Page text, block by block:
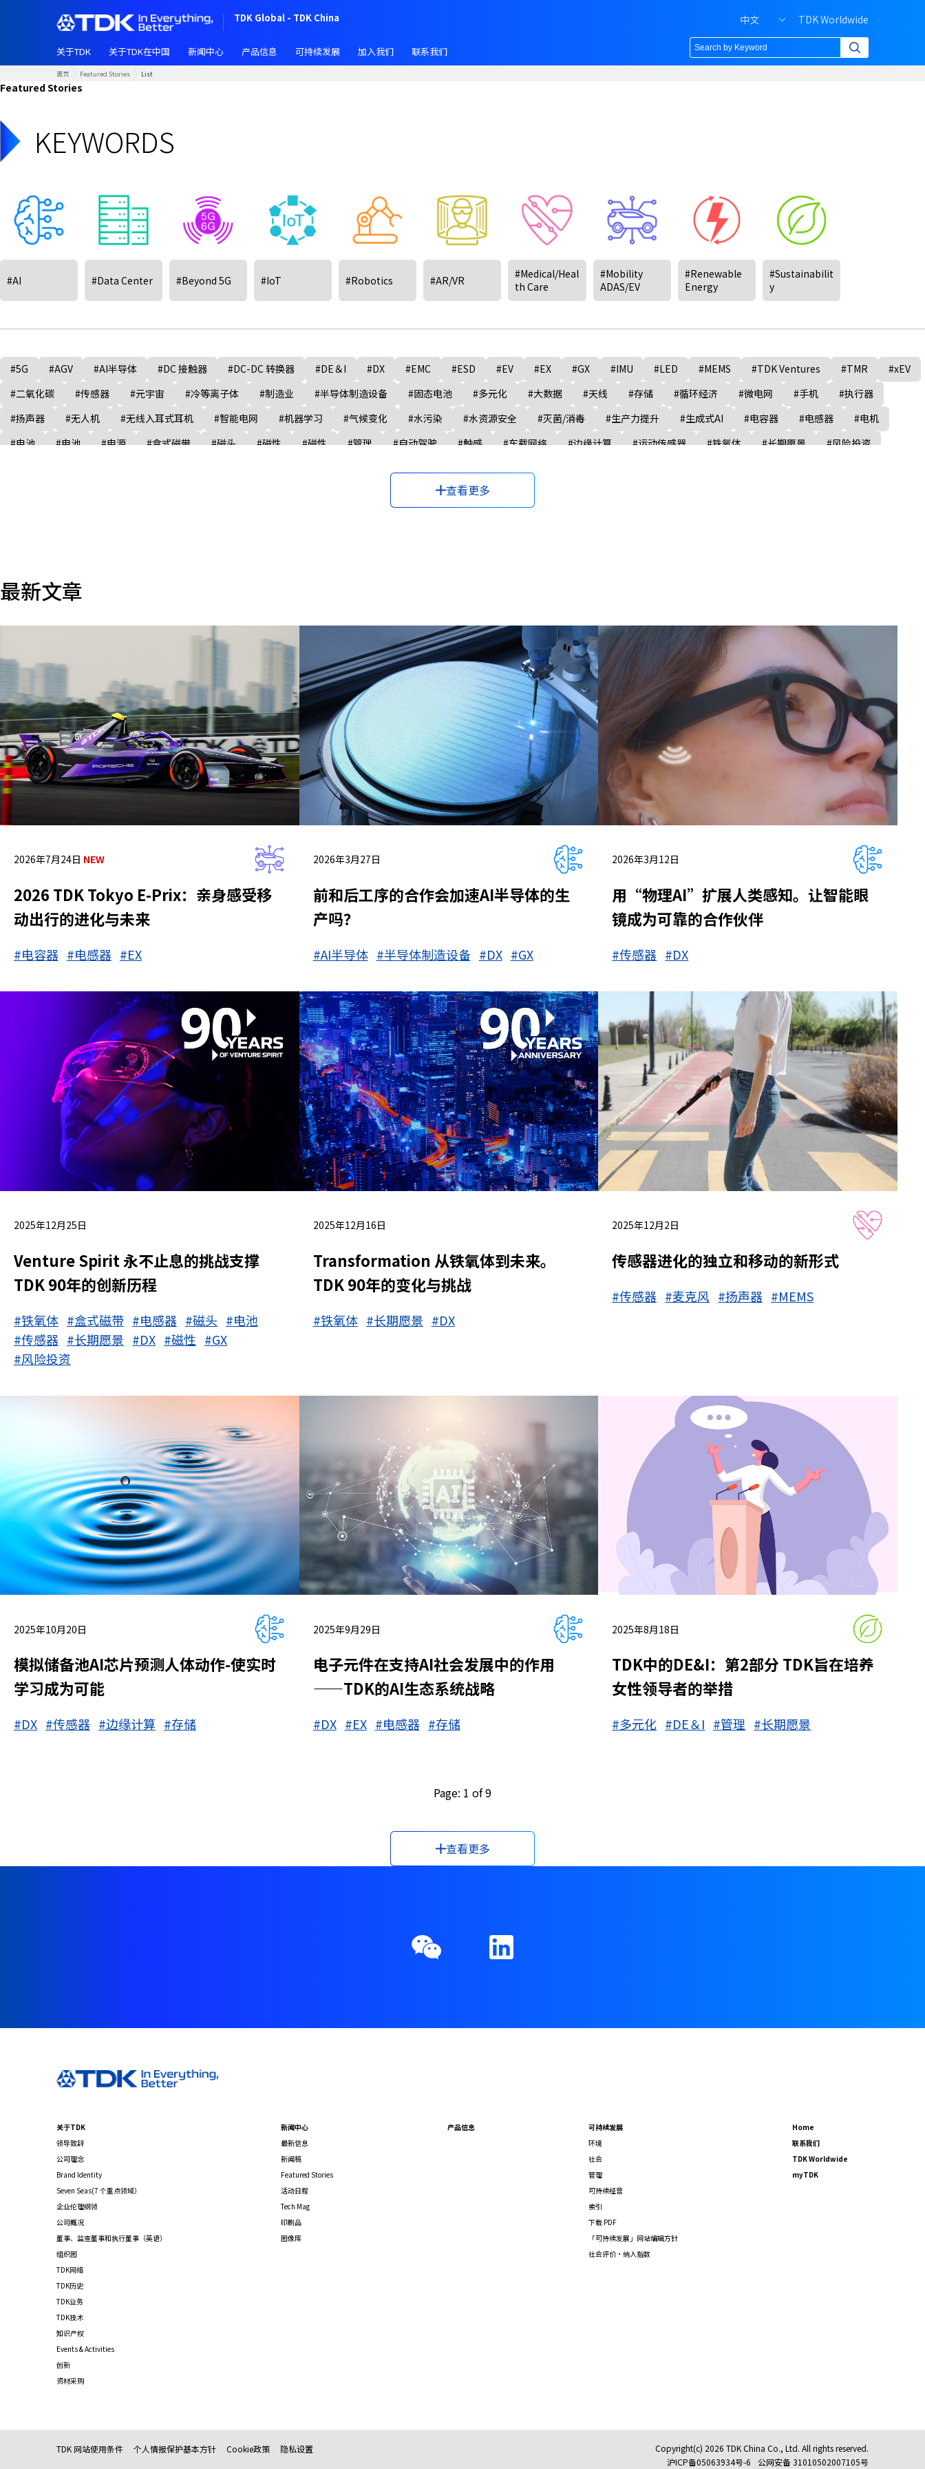
要
内
TDK Global - TDK China H
e
a
d
n
f
P
中文 TDK Worldwide
关于TDK 关于TDK在中国 新闻中心 产品信息 可持续发展 加入我们 联系我们
首页 Featured Stories List
Featured Stories
KEYWORDS
#AI #Data Center #Beyond 5G #IoT #Robotics #AR/VR
#Medical/Heal
th Care
#Mobility
ADAS/EV
#Renewable
Energy
#Sustainabilit
y
#5G #AGV #AI半导体 #DC 接触器 #DC-DC 转换器 #DE＆I #DX #EMC #ESD #EV #EX #GX #IMU #LED #MEMS #TDK Ventures #TMR
#xEV
#二氧化碳
#传感器 #元宇宙 #冷等离子体 #制造业 #半导体制造设备 #固态电池 #多元化 #大数据 #天线 #存储 #循环经济 #微电网 #手机
#执行器
#扬声器
#无人机 #无线入耳式耳机 #智能电网 #机器学习 #气候变化 #水污染 #水资源安全 #灭菌/消毒 #生产力提升 #生成式AI #电容器 #电感器
#电机
#电池
#电池 #电源 #盒式磁带 #磁头 #磁性 #磁性 #管理 #自动驾驶 #触感 #车载网络 #边缘计算 #运动传感器 #铁氧体 #长期愿景
#风险投资
查看更多
最新文章
2026年7月24日
2026 TDK Tokyo E-Prix：亲身感受移
动出行的进化与未来
#电容器 #电感器 #EX
2026年3月27日
前和后工序的合作会加速AI半导体的生
产吗？
#AI半导体 #半导体制造设备 #DX #GX
2026年3月12日
用“物理AI”扩展人类感知。让智能眼
镜成为可靠的合作伙伴
#传感器 #DX
2025年12月25日
Venture Spirit 永不止息的挑战支撑
TDK 90年的创新历程
#铁氧体 #盒式磁带 #电感器 #磁头 #电池
#传感器 #长期愿景 #DX #磁性 #GX
#风险投资
2025年12月16日
Transformation 从铁氧体到未来。
TDK 90年的变化与挑战
#铁氧体 #长期愿景 #DX
2025年12月2日
传感器进化的独立和移动的新形式
#传感器 #麦克风 #扬声器 #MEMS
2025年10月20日
模拟储备池AI芯片预测人体动作-使实时
学习成为可能
#DX #传感器 #边缘计算 #存储
2025年9月29日
电子元件在支持AI社会发展中的作用
——TDK的AI生态系统战略
#DX #EX #电感器 #存储
2025年8月18日
TDK中的DE&I：第2部分 TDK旨在培养
女性领导者的举措
#多元化 #DE＆I #管理 #长期愿景
Page: 1 of 9
查看更多
关于TDK
领导致辞
公司理念
Brand Identity
Seven Seas(7 个重点领域）
企业伦理纲领
公司概况
董事、监查董事和执行董事（英语）
组织图
TDK网络
TDK历史
TDK业务
TDK技术
知识产权
Events & Activities
创新
资材采购
新闻中心
最新信息
新闻稿
Featured Stories
活动日程
Tech Mag
印刷品
图像库
产品信息
可持续发展
环境
社会
管理
可持续经营
索引
下载 PDF
「可持续发展」网站编辑方针
社会评价·纳入指数
Home
联系我们
TDK Worldwide
myTDK
TDK 网站使用条件 个人情报保护基本方针 Cookie政策 隐私设置
Copyright(c) 2026 TDK China Co., Ltd. All rights reserved.
沪ICP备05063934号-6
公网安备 31010502007105号